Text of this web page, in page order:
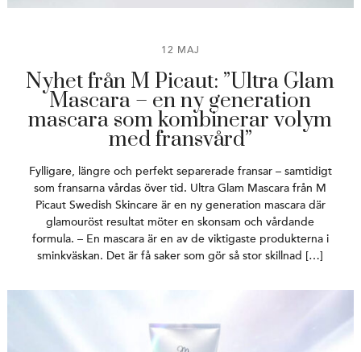
12 MAJ
Nyhet från M Picaut: ”Ultra Glam
Mascara – en ny generation
mascara som kombinerar volym
med fransvård”
Fylligare, längre och perfekt separerade fransar – samtidigt
som fransarna vårdas över tid. Ultra Glam Mascara från M
Picaut Swedish Skincare är en ny generation mascara där
glamouröst resultat möter en skonsam och vårdande
formula. – En mascara är en av de viktigaste produkterna i
sminkväskan. Det är få saker som gör så stor skillnad […]